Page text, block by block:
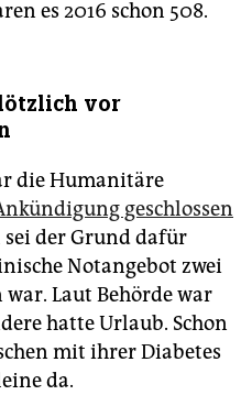
es 2016 schon 508.
vor
die Humanitäre
geschlossen
sei der Grund dafür
Not­angebot zwei
war. Laut Behörde war
hatte Urlaub. Schon
mit ihrer Diabetes
da.